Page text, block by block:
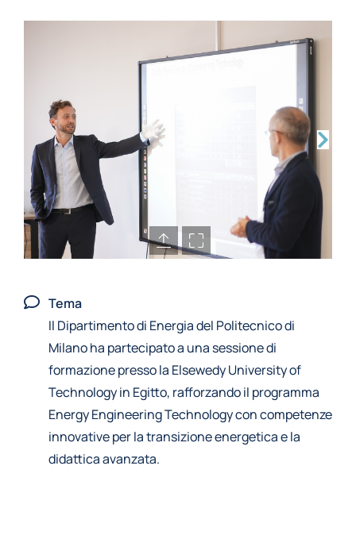
Tema
Il Dipartimento di Energia del Politecnico di
Milano ha partecipato a una sessione di
formazione presso la Elsewedy University of
Technology in Egitto, rafforzando il programma
Energy Engineering Technology con competenze
innovative per la transizione energetica e la
didattica avanzata.